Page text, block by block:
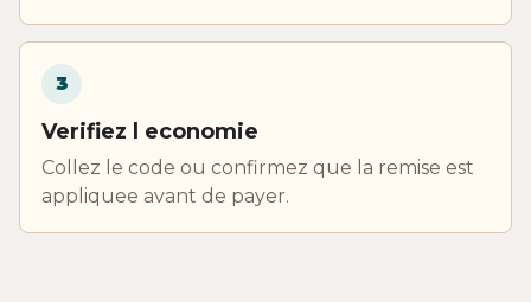
3
Verifiez l economie
Collez le code ou confirmez que la remise est
appliquee avant de payer.